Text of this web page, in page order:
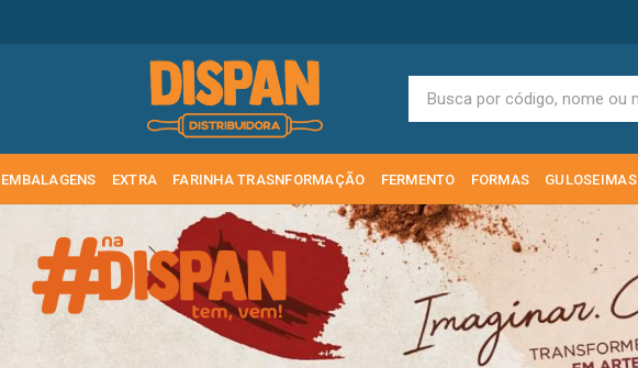
EMBALAGENS EXTRA FARINHA TRASNFORMAÇÃO FERMENTO FORMAS GULOSEIMAS